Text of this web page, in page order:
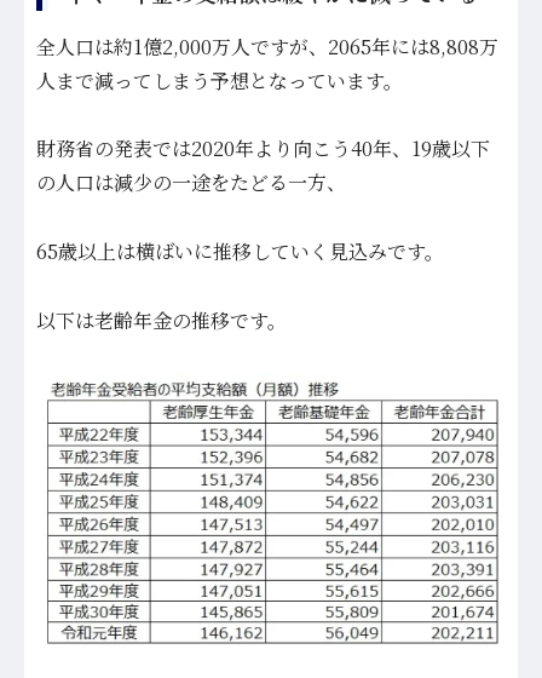
全人口は約1億2,000万人ですが、2065年には8,808万
人まで減ってしまう予想となっています。
財務省の発表では2020年より向こう40年、19歳以下
の人口は減少の一途をたどる一方、
65歳以上は横ばいに推移していく見込みです。
以下は老齢年金の推移です。